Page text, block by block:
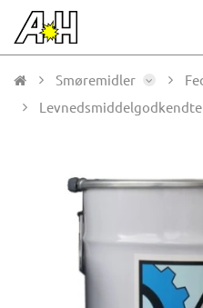
Smøremidler